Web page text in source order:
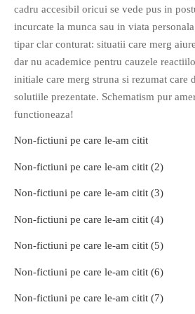
cadru accesibil oricui se vede pus in
incurcate la munca sau in viata
tipar clar conturat: situatii care merg
dar nu academice pentru cauzele
initiale care merg struna si rezumat care
solutiile prezentate. Schematism pur
functioneaza!
Non-fictiuni pe care le-am citit
Non-fictiuni pe care le-am citit (2)
Non-fictiuni pe care le-am citit (3)
Non-fictiuni pe care le-am citit (4)
Non-fictiuni pe care le-am citit (5)
Non-fictiuni pe care le-am citit (6)
Non-fictiuni pe care le-am citit (7)